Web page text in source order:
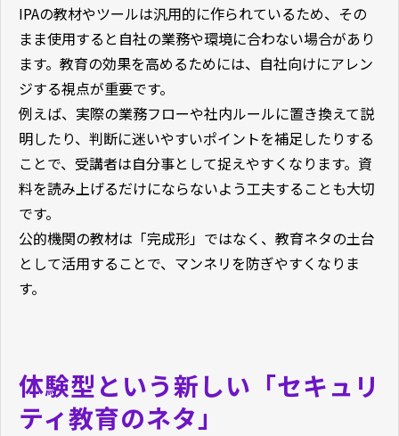
IPAの教材やツールは汎用的に作られているため、その
まま使用すると自社の業務や環境に合わない場合があり
ます。教育の効果を高めるためには、自社向けにアレン
ジする視点が重要です。
例えば、実際の業務フローや社内ルールに置き換えて説
明したり、判断に迷いやすいポイントを補足したりする
ことで、受講者は自分事として捉えやすくなります。資
料を読み上げるだけにならないよう工夫することも大切
です。
公的機関の教材は「完成形」ではなく、教育ネタの土台
として活用することで、マンネリを防ぎやすくなりま
す。
体験型という新しい「セキュリ
ティ教育のネタ」